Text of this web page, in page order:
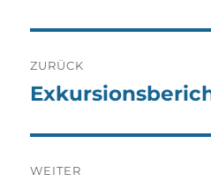
ZURÜCK
Vorheriger
WEITER